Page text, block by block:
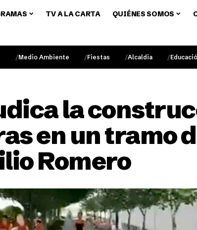
TV A LA CARTA QUIÉNES SOMOS
Medio Ambiente Fiestas Alcaldia
la
en un tramo
Romero